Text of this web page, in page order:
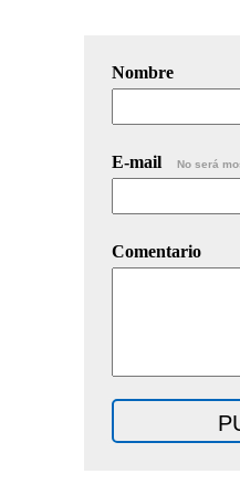
Nombre
E-mail No será
Comentario